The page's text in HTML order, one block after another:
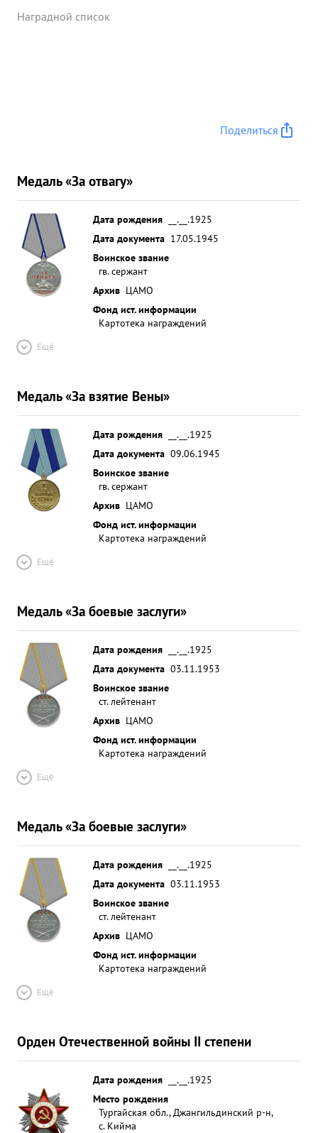
Наградной список
Поделиться
Медаль «За отвагу»
Дата рождения
__.__.1925
Дата документа 17.05.1945
Воинское звание
гв. сержант
Архив ЦАМО
Фонд ист. информации
Картотека награждений
Ещё
Медаль «За взятие Вены»
Дата рождения
__.__.1925
Дата документа 09.06.1945
Воинское звание
гв. сержант
Архив ЦАМО
Фонд ист. информации
Картотека награждений
Ещё
Медаль «За боевые заслуги»
Дата рождения
__.__.1925
Дата документа 03.11.1953
Воинское звание
ст. лейтенант
Архив ЦАМО
Фонд ист. информации
Картотека награждений
Ещё
Медаль «За боевые заслуги»
Дата рождения
__.__.1925
Дата документа 03.11.1953
Воинское звание
ст. лейтенант
Архив ЦАМО
Фонд ист. информации
Картотека награждений
Ещё
Орден Отечественной войны II степени
Дата рождения
__.__.1925
Место рождения
Тургайская обл., Джангильдинский р-н,
с. Кийма